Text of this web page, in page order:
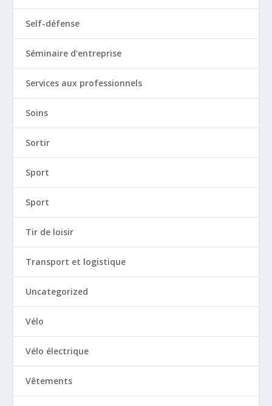
Self-défense
Séminaire d'entreprise
Services aux professionnels
Soins
Sortir
Sport
Sport
Tir de loisir
Transport et logistique
Uncategorized
Vélo
Vélo électrique
Vêtements